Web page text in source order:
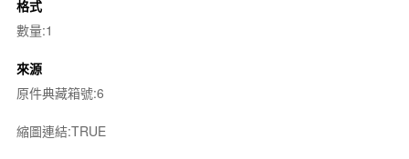
格式
數量:1
來源
原件典藏箱號:6
縮圖連結:TRUE